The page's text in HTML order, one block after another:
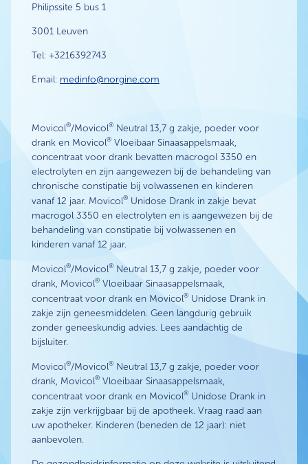
Philipssite 5 bus 1
3001 Leuven
Tel: +3216392743
Email: medinfo@norgine.com
Movicol®/Movicol® Neutral 13,7 g zakje, poeder voor
drank en Movicol® Vloeibaar Sinaasappelsmaak,
concentraat voor drank bevatten macrogol 3350 en
electrolyten en zijn aangewezen bij de behandeling van
chronische constipatie bij volwassenen en kinderen
vanaf 12 jaar. Movicol® Unidose Drank in zakje bevat
macrogol 3350 en electrolyten en is aangewezen bij de
behandeling van constipatie bij volwassenen en
kinderen vanaf 12 jaar.
Movicol®/Movicol® Neutral 13,7 g zakje, poeder voor
drank, Movicol® Vloeibaar Sinaasappelsmaak,
concentraat voor drank en Movicol® Unidose Drank in
zakje zijn geneesmiddelen. Geen langdurig gebruik
zonder geneeskundig advies. Lees aandachtig de
bijsluiter.
Movicol®/Movicol® Neutral 13,7 g zakje, poeder voor
drank, Movicol® Vloeibaar Sinaasappelsmaak,
concentraat voor drank en Movicol® Unidose Drank in
zakje zijn verkrijgbaar bij de apotheek. Vraag raad aan
uw apotheker. Kinderen (beneden de 12 jaar): niet
aanbevolen.